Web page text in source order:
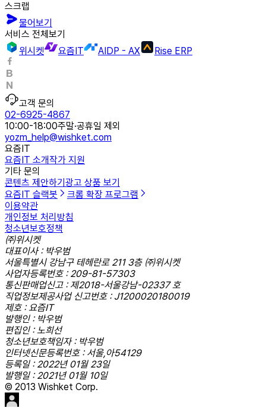
스크랩
물어보기
서비스 전체보기
위시켓
요즘IT AIDP - AX Rise ERP
고객 문의
02-6925-4867
10:00-18:00주말·공휴일 제외
yozm_help@wishket.com
요즘IT
요즘IT 소개작가 지원
기타 문의
콘텐츠 제안하기 광고 상품 보기
요즘IT 슬랙봇
크롬 확장 프로그램
이용약관
개인정보 처리방침
청소년보호정책
㈜위시켓
대표이사 : 박우범
서울특별시 강남구 테헤란로 211 3층 ㈜위시켓
사업자등록번호 : 209-81-57303
통신판매업신고 : 제2018-서울강남-02337 호
직업정보제공사업 신고번호 : J1200020180019
제호 : 요즘IT
발행인 : 박우범
편집인 : 노희선
청소년보호책임자 : 박우범
인터넷신문등록번호 : 서울,아54129
등록일 : 2022년 01월 23일
발행일 : 2021년 01월 10일
© 2013 Wishket Corp.